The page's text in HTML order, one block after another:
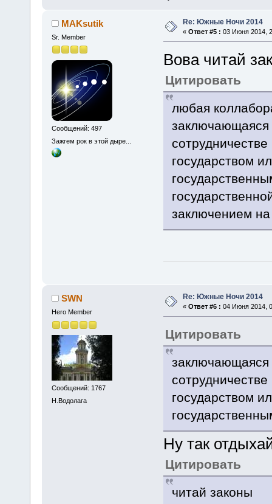
MAKsutik
Sr. Member
Сообщений: 497
Зажгем рок в этой дыре...
Re: Южные Ночи 2014
« Ответ #5 : 03 Июня 2014,
Вова читай
Цитировать
любая
государством
заключением на
SWN
Hero Member
Сообщений: 1767
Н.Водолага
Re: Южные Ночи 2014
« Ответ #6 : 04 Июня 2014,
Цитировать
государством
Ну так
Цитировать
читай законы